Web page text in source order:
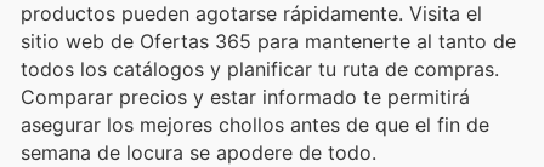
productos pueden agotarse rápidamente. Visita el
sitio web de Ofertas 365 para mantenerte al tanto de
todos los catálogos y planificar tu ruta de compras.
Comparar precios y estar informado te permitirá
asegurar los mejores chollos antes de que el fin de
semana de locura se apodere de todo.